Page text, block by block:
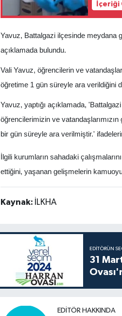
Yavuz, Battalgazi ilçesinde meydana
açıklamada bulundu.
Vali Yavuz, öğrencilerin ve
öğretime 1 gün süreyle ara verildiğini
Yavuz, yaptığı açıklamada,
öğrencilerimizin ve
bir gün süreyle ara verilmiştir.'
İlgili kurumların sahadaki
ettiğini, yaşanan gelişmelerin
Kaynak: İLKHA
EDITÖRÜN
31
EDITÖR HAKKINDA